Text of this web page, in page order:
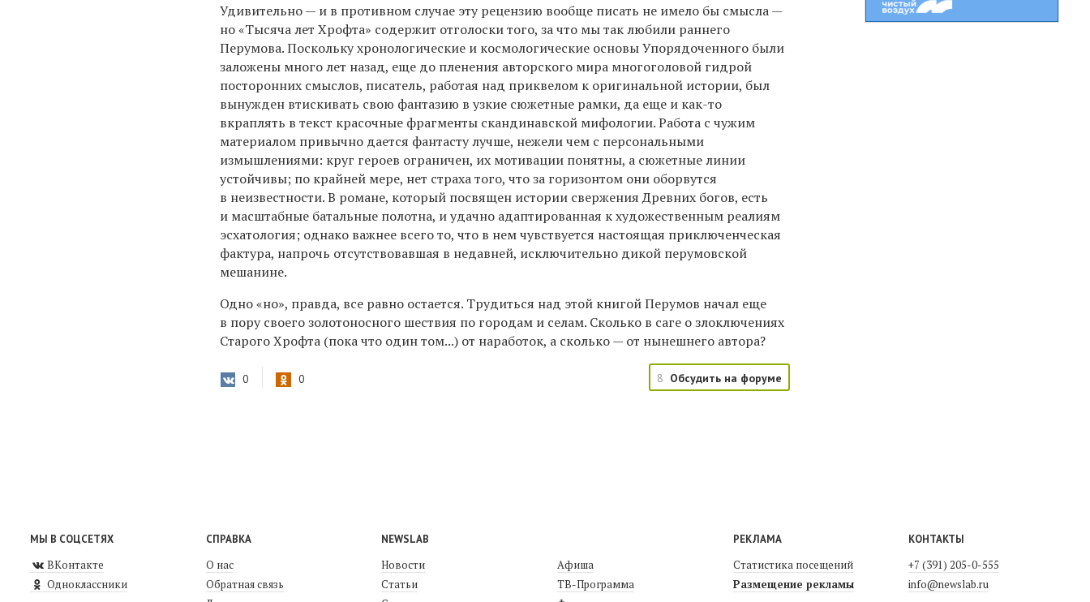
Удивительно — и в противном случае эту рецензию вообще писать не имело бы смысла —
но «Тысяча лет Хрофта» содержит отголоски того, за что мы так любили раннего
Перумова. Поскольку хронологические и космологические основы Упорядоченного были
заложены много лет назад, еще до пленения авторского мира многоголовой гидрой
посторонних смыслов, писатель, работая над приквелом к оригинальной истории, был
вынужден втискивать свою фантазию в узкие сюжетные рамки, да еще и как-то
вкраплять в текст красочные фрагменты скандинавской мифологии. Работа с чужим
материалом привычно дается фантасту лучше, нежели чем с персональными
измышлениями: круг героев ограничен, их мотивации понятны, а сюжетные линии
устойчивы; по крайней мере, нет страха того, что за горизонтом они оборвутся
в неизвестности. В романе, который посвящен истории свержения Древних богов, есть
и масштабные батальные полотна, и удачно адаптированная к художественным реалиям
эсхатология; однако важнее всего то, что в нем чувствуется настоящая приключенческая
фактура, напрочь отсутствовавшая в недавней, исключительно дикой перумовской
мешанине.
Одно «но», правда, все равно остается. Трудиться над этой книгой Перумов начал еще
в пору своего золотоносного шествия по городам и селам. Сколько в саге о злоключениях
Старого Хрофта (пока что один том...) от наработок, а сколько — от нынешнего автора?
0 0 8 Обсудить на форуме
МЫ В СОЦСЕТЯХ
ВКонтакте
Одноклассники
СПРАВКА
О нас
Обратная связь
NEWSLAB
Новости
Статьи
Афиша
ТВ-Программа
РЕКЛАМА
Статистика посещений
Размещение рекламы
КОНТАКТЫ
+7 (391) 205-0-555
info@newslab.ru